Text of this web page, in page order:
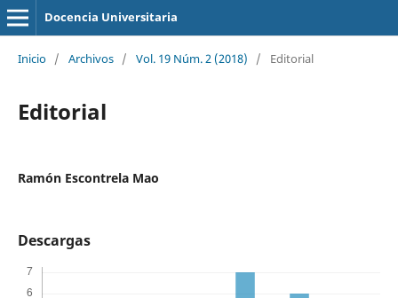
Docencia Universitaria
Inicio / Archivos / Vol. 19 Núm. 2 (2018) / Editorial
Editorial
Ramón Escontrela Mao
Descargas